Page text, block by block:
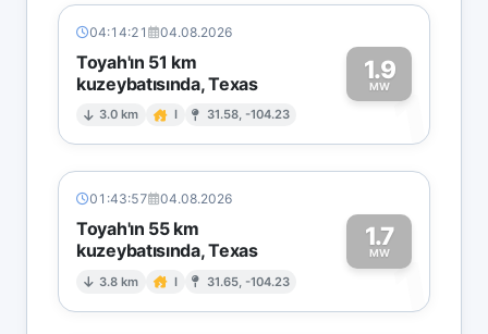
04:14:21 04.08.2026
Toyah'ın 51 km
kuzeybatısında, Texas
3.0 km I 31.58, -104.23
1.9
MW1
01:43:57 04.08.2026
Toyah'ın 55 km
kuzeybatısında, Texas
3.8 km I 31.65, -104.23
1.7
MW1